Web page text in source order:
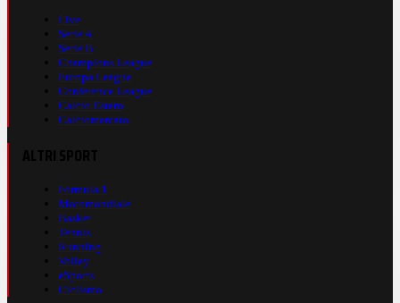
Live
Serie A
Serie B
Champions League
Europa League
Conference League
Calcio Estero
Calciomercato
Formula 1
Motomondiale
Basket
Tennis
Running
Volley
eSports
Ciclismo